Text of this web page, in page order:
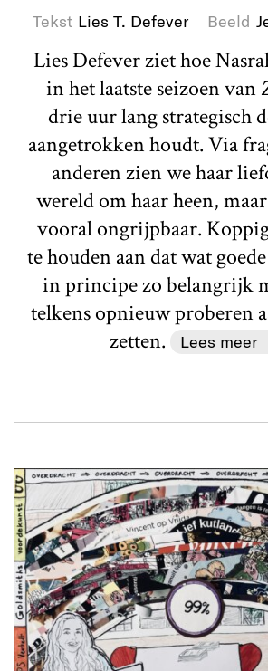
Tekst Lies T. Defever Beeld
Lies Defever ziet hoe
in het laatste seizoen van
drie uur lang strategisch
aangetrokken houdt. Via
anderen zien we haar
wereld om haar heen,
vooral ongrijpbaar.
te houden aan dat wat
in principe zo belangrijk
telkens opnieuw proberen
zetten.
Lees meer